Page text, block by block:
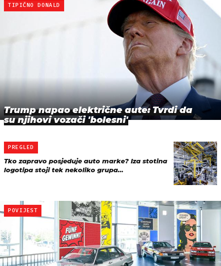
TIPIČNO DONALD
Trump napao električne aute: Tvrdi da
su njihovi vozači 'bolesni'
PREGLED
Tko zapravo posjeduje auto marke? Iza stotina
logotipa stoji tek nekoliko grupa…
POVIJEST